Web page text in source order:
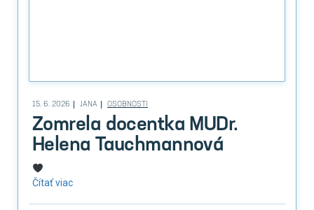
15. 6. 2026 JANA OSOBNOSTI
Zomrela docentka MUDr.
Helena Tauchmannová
Čítať viac